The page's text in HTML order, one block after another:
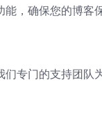
，确保您的博客
专门的支持团队